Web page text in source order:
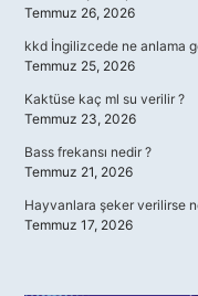
Temmuz 26, 2026
kkd İngilizcede ne anlama
Temmuz 25, 2026
Kaktüse kaç ml su verilir ?
Temmuz 23, 2026
Bass frekansı nedir ?
Temmuz 21, 2026
Hayvanlara şeker verilirse
Temmuz 17, 2026